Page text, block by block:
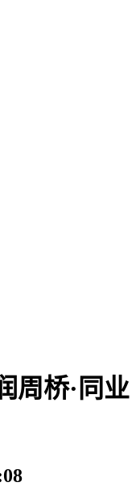
周桥·同业